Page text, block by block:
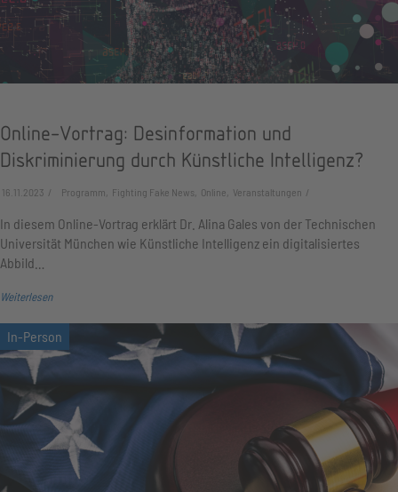
Online-Vortrag: Desinformation und
Diskriminierung durch Künstliche Intelligenz?
16.11.2023 Programm, Fighting Fake News, Online, Veranstaltungen
In diesem Online-Vortrag erklärt Dr. Alina Gales von der Technischen
Universität München wie Künstliche Intelligenz ein digitalisiertes
Abbild…
Weiterlesen